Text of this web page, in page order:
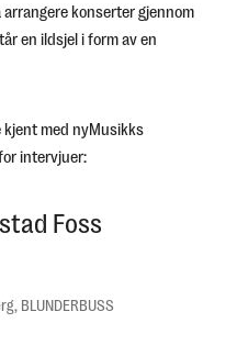
konserter gjennom
en ildsjel i form av en
kjent med nyMusikks
intervjuer:
Foss
BLUNDERBUSS